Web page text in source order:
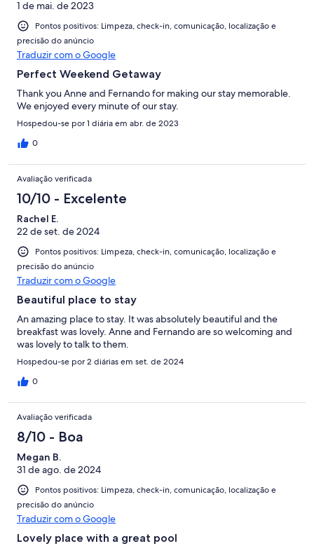
1 de mai. de 2023
Pontos positivos: Limpeza, check-in, comunicação, localização e
precisão do anúncio
Traduzir com o Google
Perfect Weekend Getaway
Thank you Anne and Fernando for making our stay memorable.
We enjoyed every minute of our stay.
Hospedou-se por 1 diária em abr. de 2023
0
Avaliação verificada
10/10 - Excelente
Rachel E.
22 de set. de 2024
Pontos positivos: Limpeza, check-in, comunicação, localização e
precisão do anúncio
Traduzir com o Google
Beautiful place to stay
An amazing place to stay. It was absolutely beautiful and the
breakfast was lovely. Anne and Fernando are so welcoming and
was lovely to talk to them.
Hospedou-se por 2 diárias em set. de 2024
0
Avaliação verificada
8/10 - Boa
Megan B.
31 de ago. de 2024
Pontos positivos: Limpeza, check-in, comunicação, localização e
precisão do anúncio
Traduzir com o Google
Lovely place with a great pool